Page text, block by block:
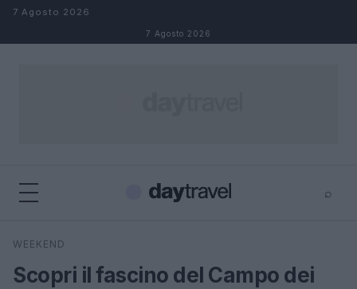
Salta al contenuto
7 Agosto 2026
7 Agosto 2026
⌕
Cerca
WEEKEND
Scopri il fascino del Campo dei